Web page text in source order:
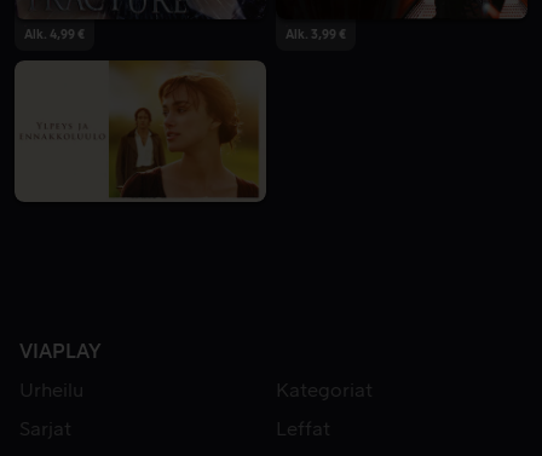
Alk. 4,99 € Alk. 3,99 €
VIAPLAY
Urheilu
Kategoriat
Sarjat
Leffat